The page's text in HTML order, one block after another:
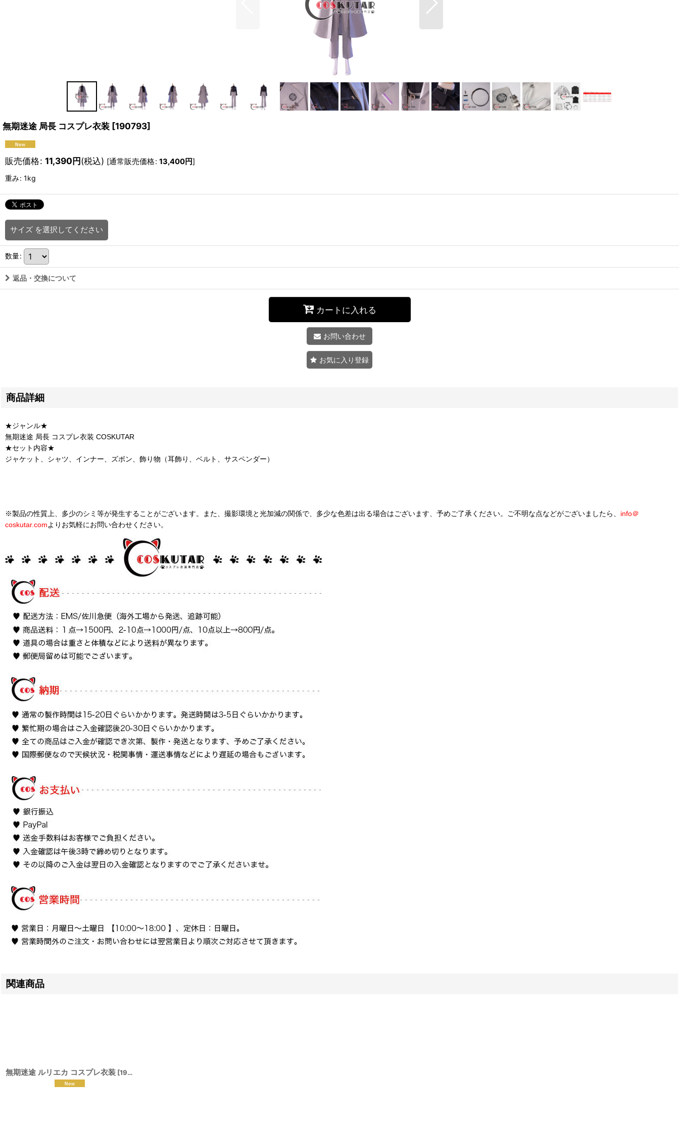
無期迷途 局長 コスプレ衣装 [190793]
販売価格: 11,390円(税込) [通常販売価格: 13,400円]
重み: 1kg
サイズ を選択してください
数量:
返品・交換について
カートに入れる
お問い合わせ
お気に入り登録
商品詳細
★ジャンル★
無期迷途 局長 コスプレ衣装 COSKUTAR
★セット内容★
ジャケット、シャツ、インナー、ズボン、飾り物（耳飾り、ベルト、サスペンダー）
※製品の性質上、多少のシミ等が発生することがございます。また、撮影環境と光加減の関係で、多少な色差は出る場合はございます、予めご了承ください。ご不明な点などがございましたら、 info＠
coskutar.comよりお気軽にお問い合わせください。
関連商品
無期迷途 ルリエカ コスプレ衣装 [190792